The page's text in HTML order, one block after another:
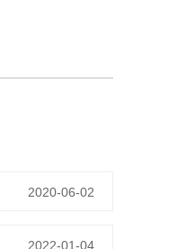
2020-06-02
2022-01-04